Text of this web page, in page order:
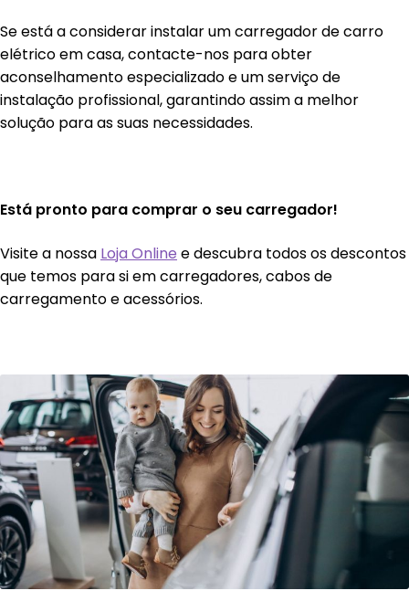
Se está a considerar instalar um carregador de carro
elétrico em casa, contacte-nos para obter
aconselhamento especializado e um serviço de
instalação profissional, garantindo assim a melhor
solução para as suas necessidades.
Está pronto para comprar o seu carregador!
Visite a nossa Loja Online e descubra todos os descontos
que temos para si em carregadores, cabos de
carregamento e acessórios.